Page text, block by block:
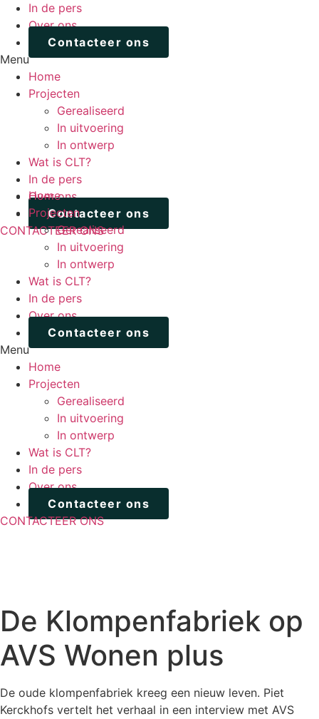
In de pers
Over ons
Contacteer ons
Menu
Home
Projecten
Gerealiseerd
In uitvoering
In ontwerp
Wat is CLT?
In de pers
Over ons
Contacteer ons
CONTACTEER ONS
Home
Projecten
Gerealiseerd
In uitvoering
In ontwerp
Wat is CLT?
In de pers
Over ons
Contacteer ons
Menu
Home
Projecten
Gerealiseerd
In uitvoering
In ontwerp
Wat is CLT?
In de pers
Over ons
Contacteer ons
CONTACTEER ONS
De Klompenfabriek op
AVS Wonen plus
De oude klompenfabriek kreeg een nieuw leven. Piet
Kerckhofs vertelt het verhaal in een interview met AVS